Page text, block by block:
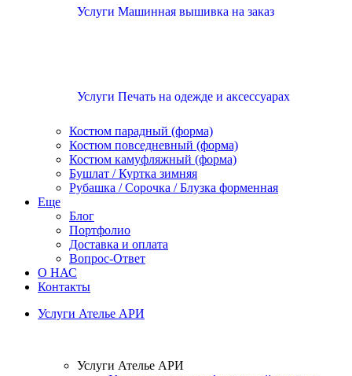
Услуги Машинная вышивка на заказ
Услуги Печать на одежде и аксессуарах
Костюм парадный (форма)
Костюм повседневный (форма)
Костюм камуфляжный (форма)
Бушлат / Куртка зимняя
Рубашка / Сорочка / Блузка форменная
Еще
Блог
Портфолио
Доставка и оплата
Вопрос-Ответ
О НАС
Контакты
Услуги Ателье АРИ
Услуги Ателье АРИ